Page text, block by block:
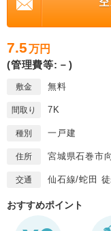
7.5万円
(管理費等:－)
敷金 無料
間取り 7K
種別 一戸建
住所 宮城県石巻市
交通 仙石線/蛇田
おすすめポイント